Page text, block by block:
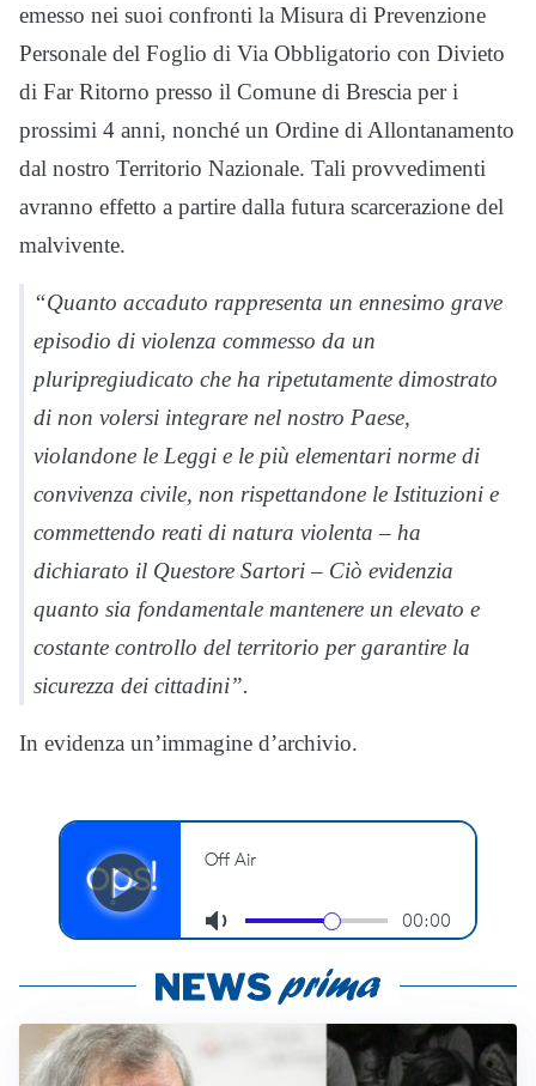
emesso nei suoi confronti la Misura di Prevenzione
Personale del Foglio di Via Obbligatorio con Divieto
di Far Ritorno presso il Comune di Brescia per i
prossimi 4 anni, nonché un Ordine di Allontanamento
dal nostro Territorio Nazionale. Tali provvedimenti
avranno effetto a partire dalla futura scarcerazione del
malvivente.
“Quanto accaduto rappresenta un ennesimo grave
episodio di violenza commesso da un
pluripregiudicato che ha ripetutamente dimostrato
di non volersi integrare nel nostro Paese,
violandone le Leggi e le più elementari norme di
convivenza civile, non rispettandone le Istituzioni e
commettendo reati di natura violenta – ha
dichiarato il Questore Sartori – Ciò evidenzia
quanto sia fondamentale mantenere un elevato e
costante controllo del territorio per garantire la
sicurezza dei cittadini”.
In evidenza un’immagine d’archivio.